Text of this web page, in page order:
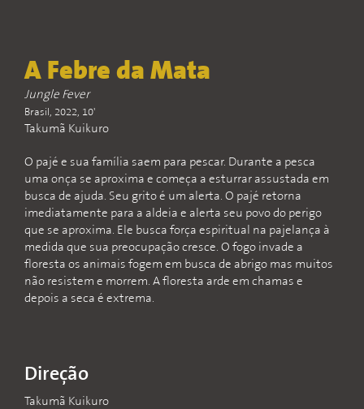
A Febre da Mata
Jungle Fever
Brasil, 2022, 10'
Takumã Kuikuro
O pajé e sua família saem para pescar. Durante a pesca
uma onça se aproxima e começa a esturrar assustada em
busca de ajuda. Seu grito é um alerta. O pajé retorna
imediatamente para a aldeia e alerta seu povo do perigo
que se aproxima. Ele busca força espiritual na pajelança à
medida que sua preocupação cresce. O fogo invade a
floresta os animais fogem em busca de abrigo mas muitos
não resistem e morrem. A floresta arde em chamas e
depois a seca é extrema.
Direção
Takumã Kuikuro